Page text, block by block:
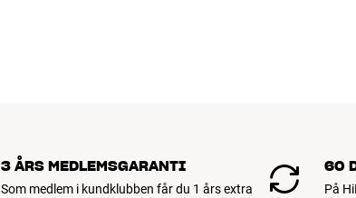
3 ÅRS MEDLEMSGARANTI
Som medlem i kundklubben får du 1 års extra
60
På